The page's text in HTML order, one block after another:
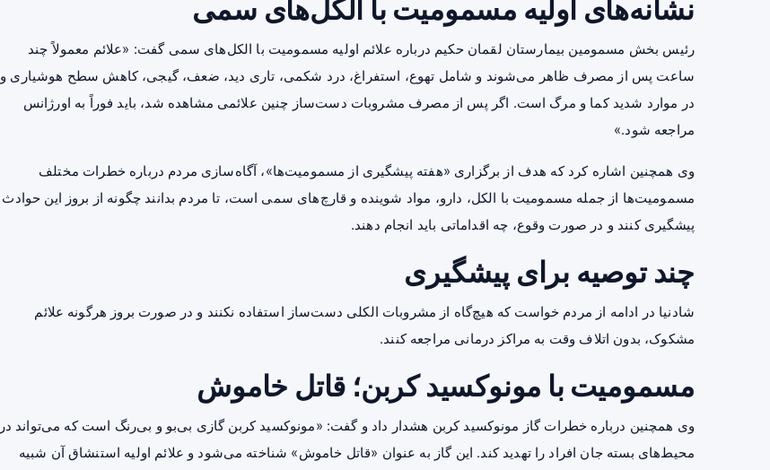
نشانه‌های اولیه مسمومیت با الکل‌های سمی
رئیس بخش مسمومین بیمارستان لقمان حکیم درباره علائم اولیه مسمومیت با الکل‌های سمی گفت: «علائم معمولاً چند
ساعت پس از مصرف ظاهر می‌شوند و شامل تهوع، استفراغ، درد شکمی، تاری دید، ضعف، گیجی، کاهش سطح هوشیاری و
در موارد شدید کما و مرگ است. اگر پس از مصرف مشروبات دست‌ساز چنین علائمی مشاهده شد، باید فوراً به اورژانس
مراجعه شود.»
وی همچنین اشاره کرد که هدف از برگزاری «هفته پیشگیری از مسمومیت‌ها»، آگاه‌سازی مردم درباره خطرات مختلف
مسمومیت‌ها از جمله مسمومیت با الکل، دارو، مواد شوینده و قارچ‌های سمی است، تا مردم بدانند چگونه از بروز این حوادث
پیشگیری کنند و در صورت وقوع، چه اقداماتی باید انجام دهند.
چند توصیه برای پیشگیری
شادنیا در ادامه از مردم خواست که هیچ‌گاه از مشروبات الکلی دست‌ساز استفاده نکنند و در صورت بروز هرگونه علائم
مشکوک، بدون اتلاف وقت به مراکز درمانی مراجعه کنند.
مسمومیت با مونوکسید کربن؛ قاتل خاموش
وی همچنین درباره خطرات گاز مونوکسید کربن هشدار داد و گفت: «مونوکسید کربن گازی بی‌بو و بی‌رنگ است که می‌تواند در
محیط‌های بسته جان افراد را تهدید کند. این گاز به عنوان «قاتل خاموش» شناخته می‌شود و علائم اولیه استنشاق آن شبیه